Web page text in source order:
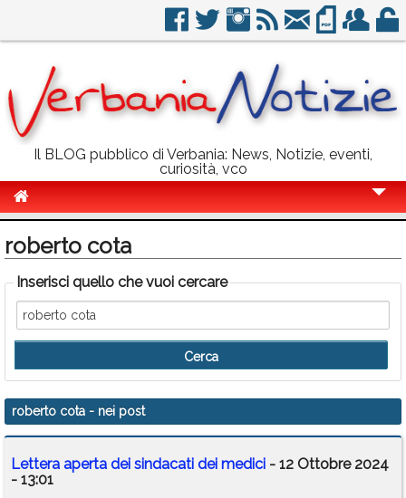
Il BLOG pubblico di Verbania: News, Notizie, eventi,
curiosità, vco
Politica
Sport
Eventi
Info Utili
Rubriche
Calendario
Annunci
roberto cota
Inserisci quello che vuoi cercare
roberto cota - nei post
Lettera aperta dei sindacati dei medici - 12 Ottobre 2024
- 13:01